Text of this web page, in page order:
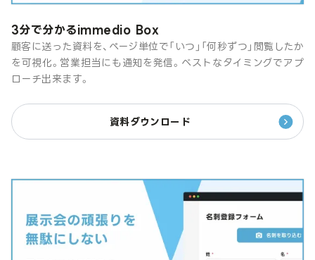
3分で分かるimmedio Box
顧客に送った資料を、ページ単位で「いつ」「何秒ずつ」閲覧したか
を可視化。営業担当にも通知を発信。ベストなタイミングでアプ
ローチ出来ます。
資料ダウンロード